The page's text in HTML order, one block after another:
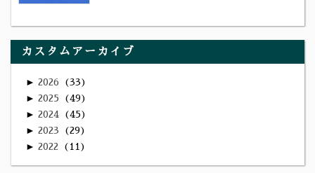
カスタムアーカイブ
► 2026 33
► 2025 49
► 2024 45
► 2023 29
► 2022 11